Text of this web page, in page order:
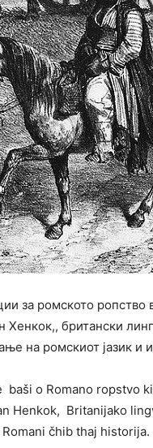
за ромското ропство
Хенкок,, британски
на ромскиот јазик и
baši o Romano ropstvo
Henkok, Britanijako
čhib thaj historija.